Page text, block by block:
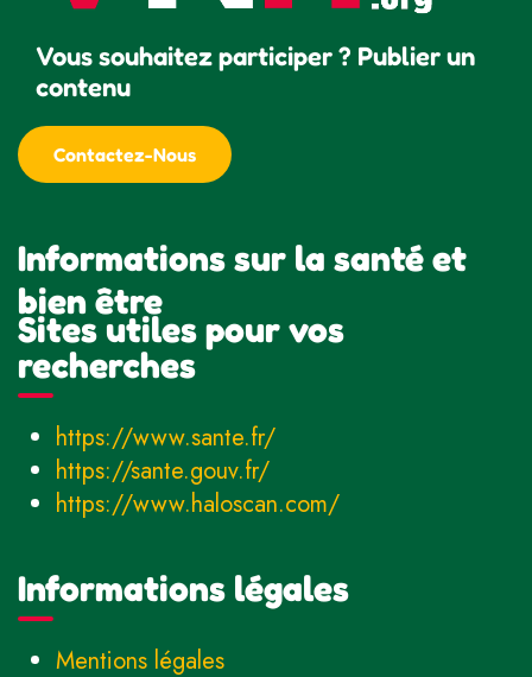
Vous souhaitez participer ? Publier un
contenu
Contactez-Nous
Informations sur la santé et
bien être
Sites utiles pour vos
recherches
https://www.sante.fr/
https://sante.gouv.fr/
https://www.haloscan.com/
Informations légales
Mentions légales